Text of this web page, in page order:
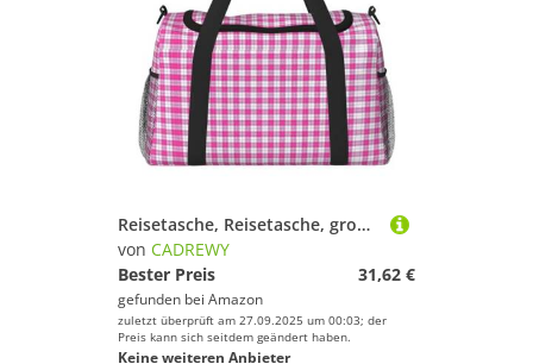
Reisetasche, Reisetasche, großes Fassungsvermögen, stilvolle Wochenendtasche für Outdoor-Aktivitäten
von CADREWY
Bester Preis
31,62 €
gefunden bei Amazon
zuletzt überprüft am 27.09.2025 um 00:03; der
Preis kann sich seitdem geändert haben.
Keine weiteren Anbieter